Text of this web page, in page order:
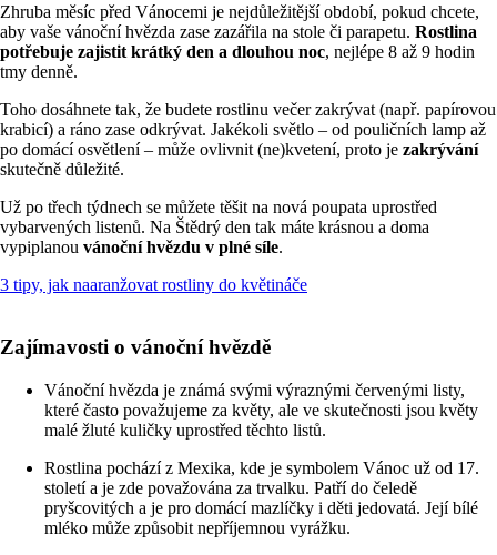
Zhruba měsíc před Vánocemi je nejdůležitější období, pokud chcete,
aby vaše vánoční hvězda zase zazářila na stole či parapetu. Rostlina
potřebuje zajistit krátký den a dlouhou noc, nejlépe 8 až 9 hodin
tmy denně.
Toho dosáhnete tak, že budete rostlinu večer zakrývat (např. papírovou
krabicí) a ráno zase odkrývat. Jakékoli světlo – od pouličních lamp až
po domácí osvětlení – může ovlivnit (ne)kvetení, proto je zakrývání
skutečně důležité.
Už po třech týdnech se můžete těšit na nová poupata uprostřed
vybarvených listenů. Na Štědrý den tak máte krásnou a doma
vypiplanou vánoční hvězdu v plné síle.
3 tipy, jak naaranžovat rostliny do květináče
Zajímavosti o vánoční hvězdě
Vánoční hvězda je známá svými výraznými červenými listy,
které často považujeme za květy, ale ve skutečnosti jsou květy
malé žluté kuličky uprostřed těchto listů.
Rostlina pochází z Mexika, kde je symbolem Vánoc už od 17.
století a je zde považována za trvalku. Patří do čeledě
pryšcovitých a je pro domácí mazlíčky i děti jedovatá. Její bílé
mléko může způsobit nepříjemnou vyrážku.